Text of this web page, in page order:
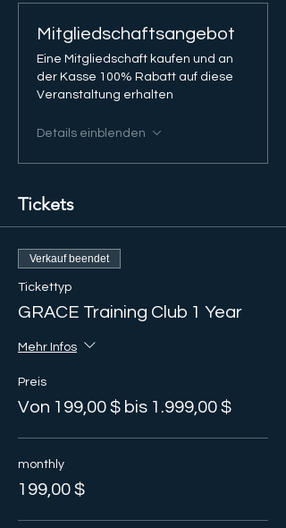
Mitgliedschaftsangebot
Eine Mitgliedschaft kaufen und an
der Kasse 100% Rabatt auf diese
Veranstaltung erhalten
Details einblenden
Tickets
Verkauf beendet
Tickettyp
GRACE Training Club 1 Year
Mehr Infos
Preis
Von 199,00 $ bis 1.999,00 $
monthly
199,00 $